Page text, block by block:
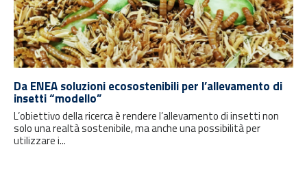
Da ENEA soluzioni ecosostenibili per l’allevamento di
insetti “modello”
L’obiettivo della ricerca è rendere l’allevamento di insetti non
solo una realtà sostenibile, ma anche una possibilità per
utilizzare i...